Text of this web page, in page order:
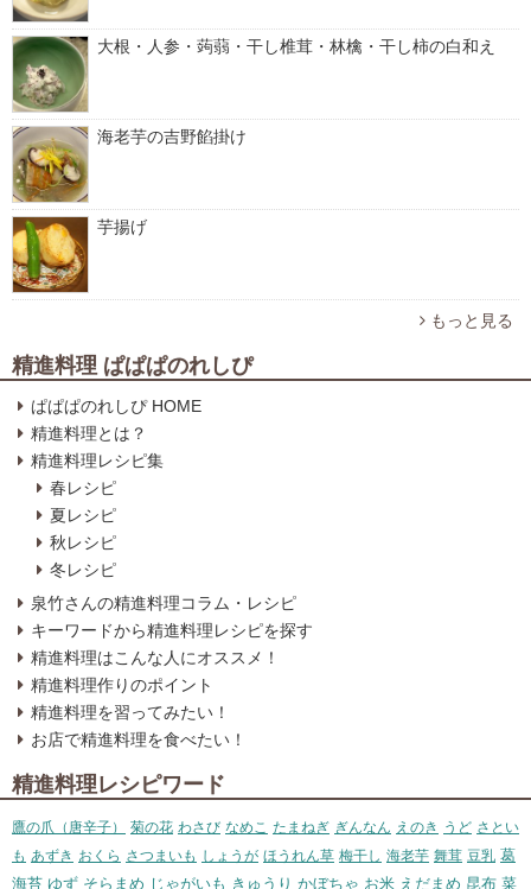
大根・人参・蒟蒻・干し椎茸・林檎・干し柿の白和え
海老芋の吉野餡掛け
芋揚げ
もっと見る
精進料理 ぱぱぱのれしぴ
ぱぱぱのれしぴ HOME
精進料理とは？
精進料理レシピ集
春レシピ
夏レシピ
秋レシピ
冬レシピ
泉竹さんの精進料理コラム・レシピ
キーワードから精進料理レシピを探す
精進料理はこんな人にオススメ！
精進料理作りのポイント
精進料理を習ってみたい！
お店で精進料理を食べたい！
精進料理レシピワード
鷹の爪（唐辛子） 菊の花 わさび なめこ たまねぎ ぎんなん えのき うど さとい
も あずき おくら さつまいも しょうが ほうれん草 梅干し 海老芋 舞茸 豆乳 葛
海苔 ゆず そらまめ じゃがいも きゅうり かぼちゃ お米 えだまめ 昆布 菜